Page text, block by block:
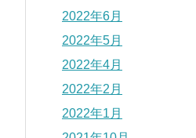
2022年6月
2022年5月
2022年4月
2022年2月
2022年1月